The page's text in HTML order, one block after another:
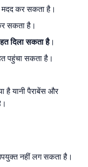
मदद कर सकता है।
सकता है।
दिला सकता है।
पहुंचा सकता है।
है यानी पैराबेंस और
नहीं लग सकता है।